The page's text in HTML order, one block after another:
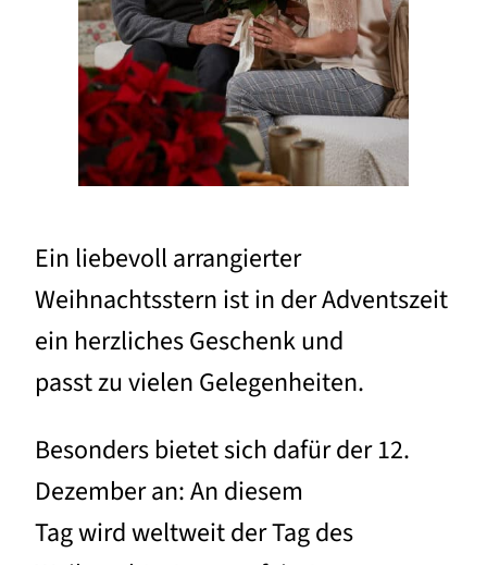
Ein liebevoll arrangierter
Weihnachtsstern ist in der Adventszeit
ein herzliches Geschenk und
passt zu vielen Gelegenheiten.
Besonders bietet sich dafür der 12.
Dezember an: An diesem
Tag wird weltweit der Tag des